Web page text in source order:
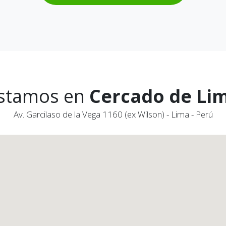
en Cercado de
Av. Garcilaso de la Vega 1160 (ex Wilson) - Lima - Perú